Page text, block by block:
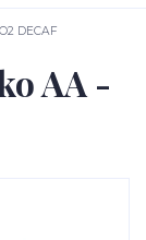
DECAF
AA -